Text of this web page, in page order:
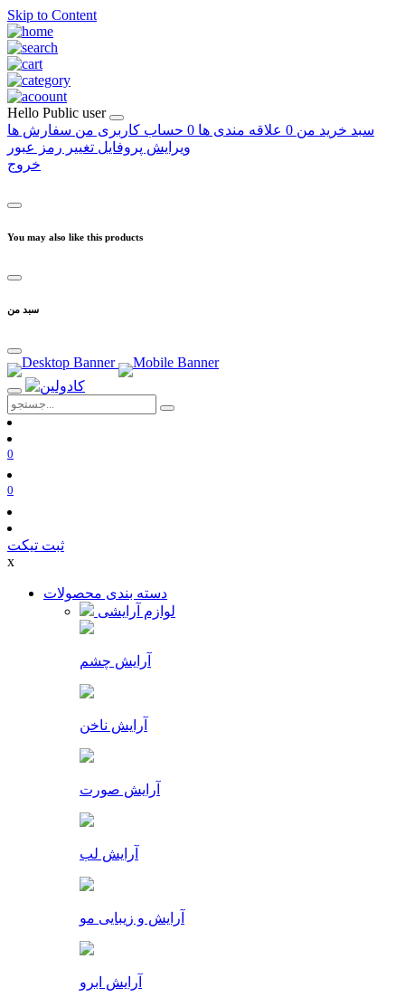
Skip to Content
Hello Public user
سبد خرید من 0 علاقه مندی ها 0 حساب کاربری من سفارش ها
ویرایش پروفایل تغییر رمز عبور
خروج
You may also like this products
سبد من
0
0
ثبت تیکت
x
دسته بندی محصولات
لوازم آرایشی
آرایش چشم
آرایش ناخن
آرایش صورت
آرایش لب
آرایش و زیبایی مو
آرایش ابرو